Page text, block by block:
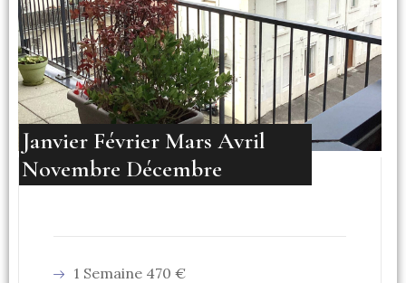
Janvier Février Mars Avril
Novembre Décembre
1 Semaine 470 €